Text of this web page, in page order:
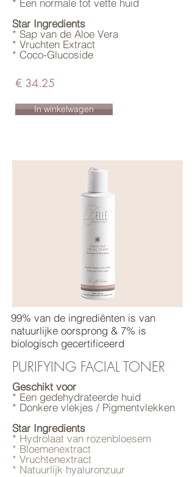
* Een normale tot vette huid
Star Ingredients
* Sap van de Aloe Vera
* Vruchten Extract
* Coco-Glucoside
€ 34.25
In winkelwagen
99% van de ingrediënten is van
natuurlijke oorsprong & 7% is
biologisch gecertificeerd
PURIFYING FACIAL TONER
Geschikt voor
* Een gedehydrateerde huid
* Donkere vlekjes / Pigmentvlekken
Star Ingredients
* Hydrolaat van rozenbloesem
* Bloemenextract
* Vruchtenextract
* Natuurlijk hyaluronzuur